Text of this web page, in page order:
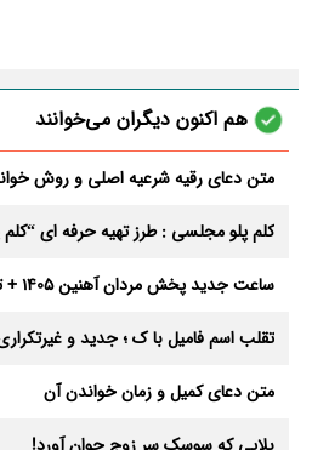
هم اکنون دیگران می‌خوانند
متن دعای رقیه شرعیه اصلی و روش
کلم پلو مجلسی : طرز تهیه حرفه ای “کلم
ساعت جدید
تقلب اسم فامیل با ک ؛ جدید و
متن دعای کمیل و زمان خواندن آن